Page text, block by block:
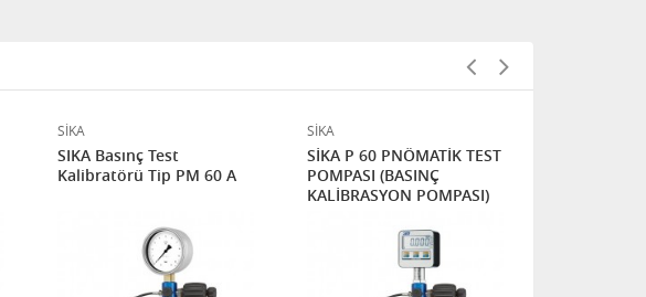
SİKA
SIKA Basınç Test
Kalibratörü Tip PM 60 A
SİKA
SİKA P 60 PNÖMATİK TEST
POMPASI (BASINÇ
KALİBRASYON POMPASI)